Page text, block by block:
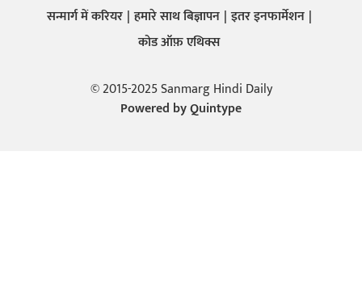
सन्मार्ग में करियर हमारे साथ बिज्ञापन इतर इनफार्मेशन
कोड ऑफ़ एथिक्स
© 2015-2025 Sanmarg Hindi Daily
Powered byQuintype